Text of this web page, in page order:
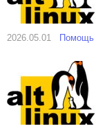
2026.05.01
Помощь